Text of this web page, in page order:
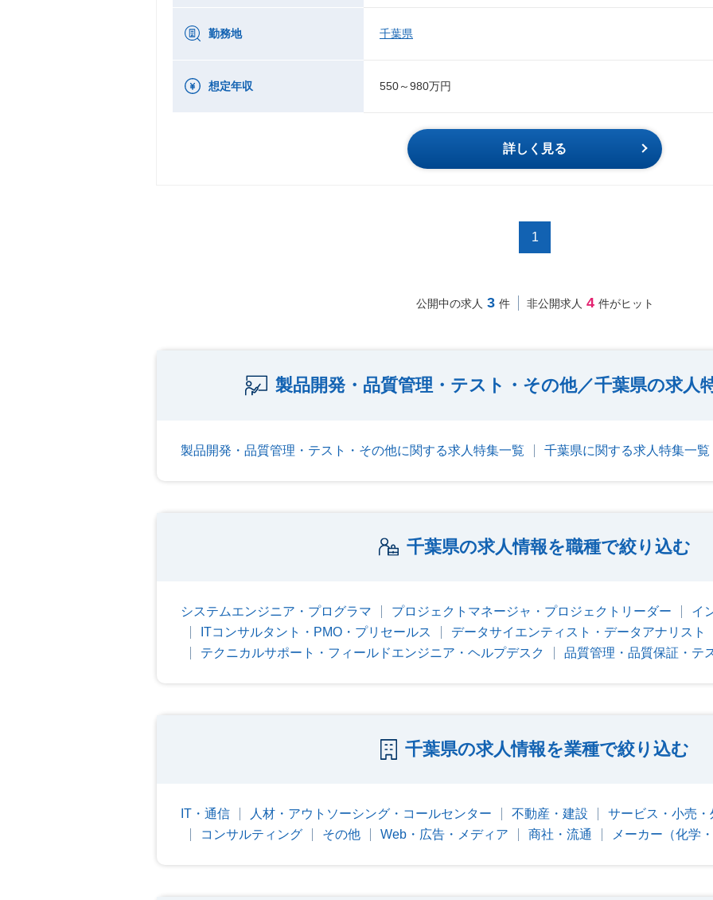
勤務地 千葉県
想定年収 550～980万円
詳しく見る
1
公開中の求人 3 件 非公開求人 4 件がヒット
製品開発・品質管理・テスト・その他／千葉県の求人
製品開発・品質管理・テスト・その他に関する求人特集一覧 千葉県に関する求人特集一覧
千葉県の求人情報を職種で絞り込む
システムエンジニア・プログラマ プロジェクトマネージャ・プロジェクトリーダー イ
ITコンサルタント・PMO・プリセールス
データサイエンティスト・データアナリスト
テクニカルサポート・フィールドエンジニア・ヘルプデスク
品質管理・品質保証・テ
千葉県の求人情報を業種で絞り込む
IT・通信 人材・アウトソーシング・コールセンター 不動産・建設 サービス・小売・
コンサルティング
その他 Web・広告・メディア 商社・流通 メーカー（化学